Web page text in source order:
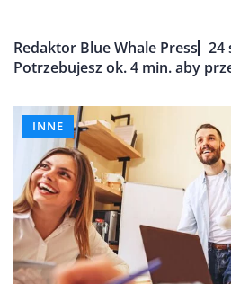
Redaktor Blue Whale Press 24
Potrzebujesz ok. 4 min. aby
INNE